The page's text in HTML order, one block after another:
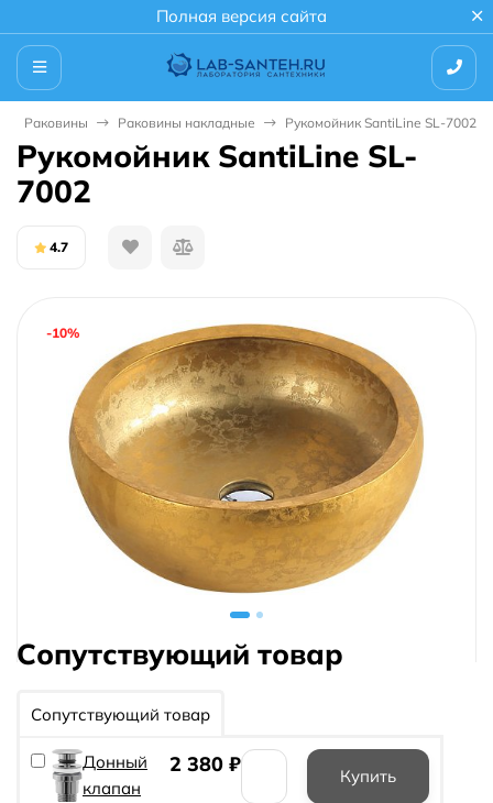
Полная версия сайта
Раковины Раковины накладные Рукомойник SantiLine SL-7002
Рукомойник SantiLine SL-
7002
4.7
-10%
Сопутствующий товар
Сопутствующий товар
Донный
клапан
2 380 ₽